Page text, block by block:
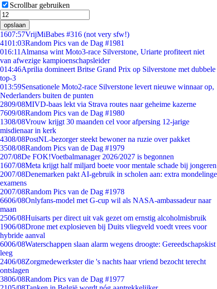
Scrollbar gebruiken
opslaan
1607:57VrijMiBabes #316 (not very sfw!)
4101:03Random Pics van de Dag #1981
016:11 Almansa wint Moto3-race Silverstone, Uriarte profiteert niet
van afwezige kampioenschapsleider
014:46Aprilia domineert Britse Grand Prix op Silverstone met dubbele
top-3
013:59Sensationele Moto2-race Silverstone levert nieuwe winnaar op,
Nederlanders buiten de punten
2809/08MIVD-baas lekt via Strava routes naar geheime kazerne
7609/08Random Pics van de Dag #1980
1308/08Vrouw krijgt 30 maanden cel voor afpersing 12-jarige
misdienaar in kerk
4308/08PostNL-bezorger steekt bewoner na ruzie over pakket
3508/08Random Pics van de Dag #1979
207/08De FOK!Voetbalmanager 2026/2027 is begonnen
1607/08Meta krijgt half miljard boete voor mentale schade bij jongeren
2007/08Denemarken pakt AI-gebruik in scholen aan: extra mondelinge
examens
2007/08Random Pics van de Dag #1978
6606/08Onlyfans-model met G-cup wil als NASA-ambassadeur naar
maan
2506/08Huisarts per direct uit vak gezet om ernstig alcoholmisbruik
1906/08Drone met explosieven bij Duits vliegveld voedt vrees voor
hybride aanval
6006/08Waterschappen slaan alarm wegens droogte: Gereedschapskist
leeg
2406/08Zorgmedewerkster die 's nachts haar vriend bezocht terecht
ontslagen
3806/08Random Pics van de Dag #1977